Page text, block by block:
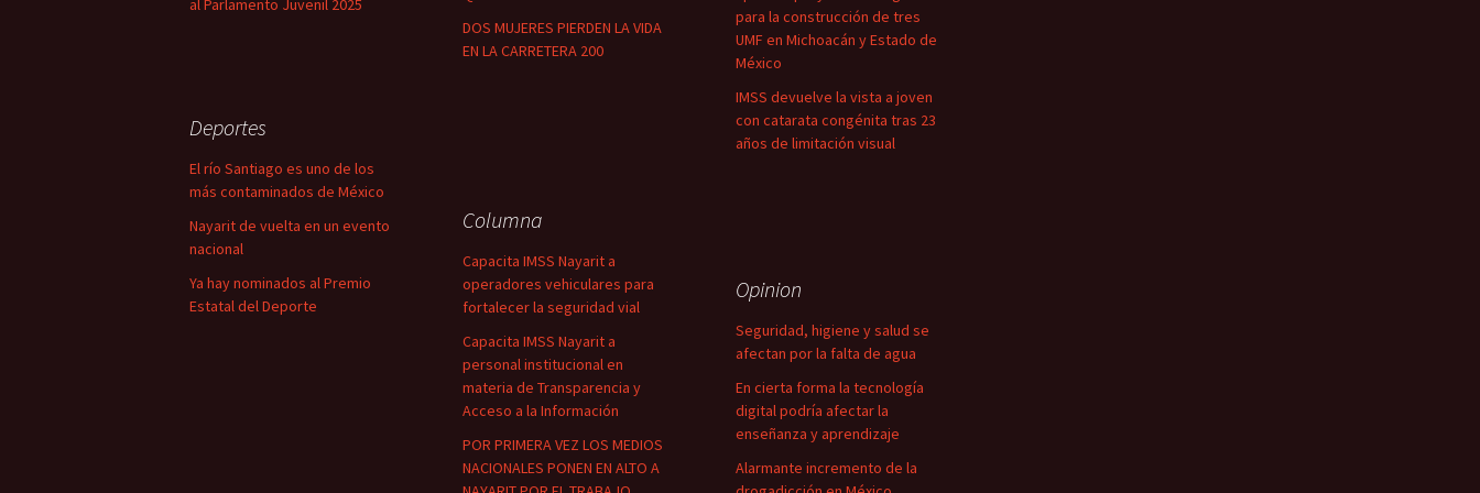
al Parlamento Juvenil 2025
DOS MUJERES PIERDEN LA VIDA
EN LA CARRETERA 200
para la construcción de tres
UMF en Michoacán y Estado de
México
IMSS devuelve la vista a joven
con catarata congénita tras 23
años de limitación visual
Deportes
El río Santiago es uno de los
más contaminados de México
Nayarit de vuelta en un evento
nacional
Ya hay nominados al Premio
Estatal del Deporte
Columna
Capacita IMSS Nayarit a
operadores vehiculares para
fortalecer la seguridad vial
Capacita IMSS Nayarit a
personal institucional en
materia de Transparencia y
Acceso a la Información
POR PRIMERA VEZ LOS MEDIOS
NACIONALES PONEN EN ALTO A
Opinion
Seguridad, higiene y salud se
afectan por la falta de agua
En cierta forma la tecnología
digital podría afectar la
enseñanza y aprendizaje
Alarmante incremento de la